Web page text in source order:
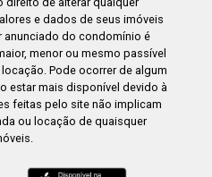
e dados de seus imóveis
anunciado do condomínio é
menor ou mesmo passível
Pode ocorrer de algum
estar mais disponível devido à
feitas pelo site não implicam
ou locação de quaisquer